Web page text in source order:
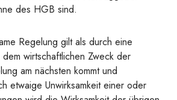
des HGB sind.
Regelung gilt als durch eine
wirtschaftlichen Zweck der
am nächsten kommt und
etwaige Unwirksamkeit einer oder